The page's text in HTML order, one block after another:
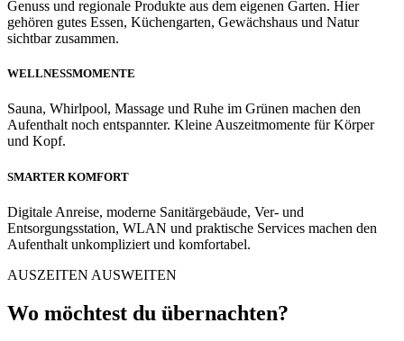
Genuss und regionale Produkte aus dem eigenen Garten. Hier
gehören gutes Essen, Küchengarten, Gewächshaus und Natur
sichtbar zusammen.
WELLNESSMOMENTE
Sauna, Whirlpool, Massage und Ruhe im Grünen machen den
Aufenthalt noch entspannter. Kleine Auszeitmomente für Körper
und Kopf.
SMARTER KOMFORT
Digitale Anreise, moderne Sanitärgebäude, Ver- und
Entsorgungsstation, WLAN und praktische Services machen den
Aufenthalt unkompliziert und komfortabel.
AUSZEITEN AUSWEITEN
Wo möchtest du übernachten?